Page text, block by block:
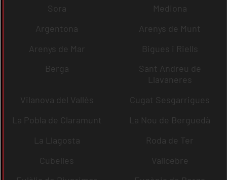
Sora
Mediona
Argentona
Arenys de Munt
Arenys de Mar
Bigues i Riells
Berga
Sant Andreu de
Llavaneres
Vilanova del Vallès
Cugat Sesgarrigues
La Pobla de Claramunt
La Nou de Berguedà
La Llagosta
Roda de Ter
Cubelles
Vallcebre